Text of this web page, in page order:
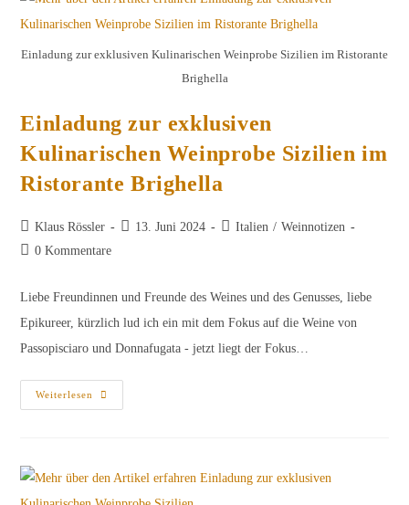
Einladung zur exklusiven Kulinarischen Weinprobe Sizilien im Ristorante
Brighella
Einladung zur exklusiven
Kulinarischen Weinprobe Sizilien im
Ristorante Brighella
Beitrags-
Autor:
Klaus Rössler
Beitrag
13. Juni 2024
Beitrags-
Italien / Weinnotizen
Beitrags-
0 Kommentare
Liebe Freundinnen und Freunde des Weines und des Genusses, liebe
Epikureer, kürzlich lud ich ein mit dem Fokus auf die Weine von
Passopisciaro und Donnafugata - jetzt liegt der Fokus…
Weiterlesen
Einladung
Zur
Im
Ristorante
Brighella